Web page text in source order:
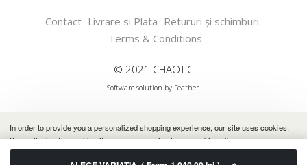
Contact Livrare si Plata Retururi și schimburi
Terms & Conditions
© 2021 CHAOTIC
Software solution by Feather.
In order to provide you a personalized shopping experience, our site uses cookies.
By continuing to use this site, you are agreeing to our cookie policy.